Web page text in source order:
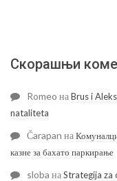
Скорашњи
Romeo наBrus i
nataliteta
Čarapan на
казне за бахато паркирање
sloba наStrategija za